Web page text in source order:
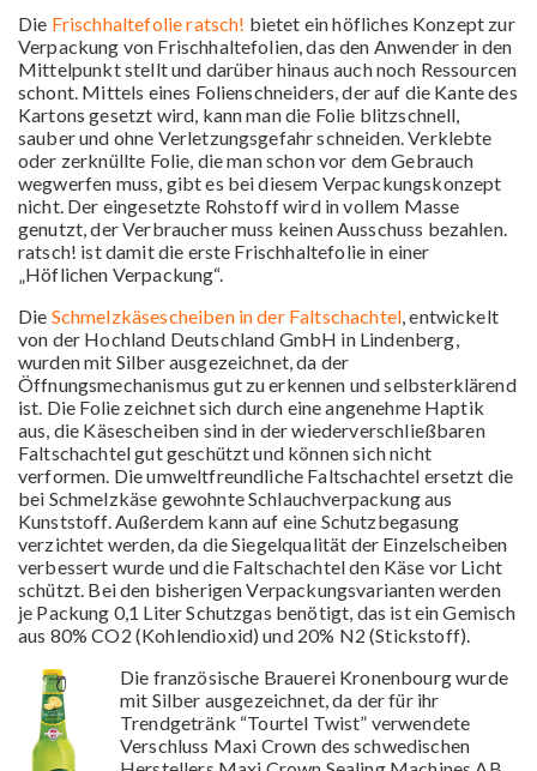
Die Frischhaltefolie ratsch! bietet ein höfliches Konzept zur
Verpackung von Frischhaltefolien, das den Anwender in den
Mittelpunkt stellt und darüber hinaus auch noch Ressourcen
schont. Mittels eines Folienschneiders, der auf die Kante des
Kartons gesetzt wird, kann man die Folie blitzschnell,
sauber und ohne Verletzungsgefahr schneiden. Verklebte
oder zerknüllte Folie, die man schon vor dem Gebrauch
wegwerfen muss, gibt es bei diesem Verpackungskonzept
nicht. Der eingesetzte Rohstoff wird in vollem Masse
genutzt, der Verbraucher muss keinen Ausschuss bezahlen.
ratsch! ist damit die erste Frischhaltefolie in einer
„Höflichen Verpackung“.
Die Schmelzkäsescheiben in der Faltschachtel, entwickelt
von der Hochland Deutschland GmbH in Lindenberg,
wurden mit Silber ausgezeichnet, da der
Öffnungsmechanismus gut zu erkennen und selbsterklärend
ist. Die Folie zeichnet sich durch eine angenehme Haptik
aus, die Käsescheiben sind in der wiederverschließbaren
Faltschachtel gut geschützt und können sich nicht
verformen. Die umweltfreundliche Faltschachtel ersetzt die
bei Schmelzkäse gewohnte Schlauchverpackung aus
Kunststoff. Außerdem kann auf eine Schutzbegasung
verzichtet werden, da die Siegelqualität der Einzelscheiben
verbessert wurde und die Faltschachtel den Käse vor Licht
schützt. Bei den bisherigen Verpackungsvarianten werden
je Packung 0,1 Liter Schutzgas benötigt, das ist ein Gemisch
aus 80% CO2 (Kohlendioxid) und 20% N2 (Stickstoff).
Die französische Brauerei Kronenbourg wurde
mit Silber ausgezeichnet, da der für ihr
Trendgetränk “Tourtel Twist” verwendete
Verschluss Maxi Crown des schwedischen